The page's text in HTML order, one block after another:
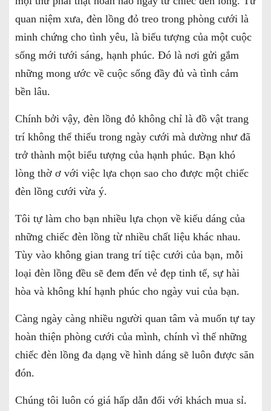
quan niệm xưa, đèn lồng đỏ treo trong phòng cưới là
minh chứng cho tình yêu, là biểu tượng của một cuộc
sống mới tưới sáng, hạnh phúc. Đó là nơi gửi gắm
những mong ước về cuộc sống đầy đủ và tình cảm
bền lâu.
Chính bởi vậy, đèn lồng đỏ không chỉ là đồ vật trang
trí không thể thiếu trong ngày cưới mà dường như đã
trở thành một biểu tượng của hạnh phúc. Bạn khó
lòng thờ ơ với việc lựa chọn sao cho được một chiếc
đèn lồng cưới vừa ý.
Tôi tự làm cho bạn nhiều lựa chọn về kiểu dáng của
những chiếc đèn lồng từ nhiều chất liệu khác nhau.
Tùy vào không gian trang trí tiệc cưới của bạn, mỗi
loại đèn lồng đều sẽ đem đến vẻ đẹp tinh tế, sự hài
hòa và không khí hạnh phúc cho ngày vui của bạn.
Càng ngày càng nhiều người quan tâm và muốn tự tay
hoàn thiện phòng cưới của mình, chính vì thế những
chiếc đèn lồng đa dạng về hình dáng sẽ luôn được săn
đón.
Chúng tôi luôn có giá hấp dẫn đối với khách mua sỉ.